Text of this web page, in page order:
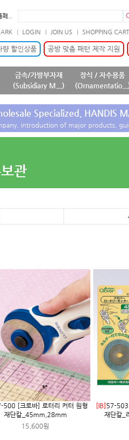
..
내..
내 ..
SHOPPING
JOIN US
LOGIN
공방 맞춤 패턴 제작 지원
량 할인상품
금속/가방부자재
(Subsidiary M...)
장식 / 자수용품
Specialized, HANDIS
introduction of major products,
관
500 [크로바] 로터리 커터 원형
재단칼_45mm,28mm
15,600원
[IB] 57-503
재단칼_